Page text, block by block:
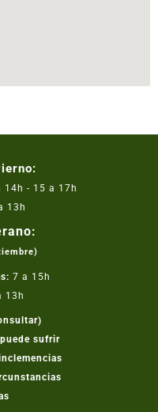
14h - 15 a 17h
13h
7 a 15h
13h
sufrir